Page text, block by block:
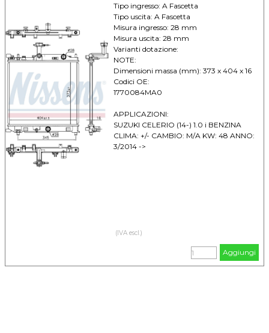
Tipo ingresso: A Fascetta
Tipo uscita: A Fascetta
Misura ingresso: 28 mm
Misura uscita: 28 mm
Varianti dotazione:
NOTE:
Dimensioni massa (mm): 373 x 404 x 16
Codici OE:
1770084MA0
APPLICAZIONI:
SUZUKI CELERIO (14-) 1.0 i BENZINA
CLIMA: +/- CAMBIO: M/A KW: 48 ANNO:
3/2014 ->
(IVA escl.)
Aggiungi